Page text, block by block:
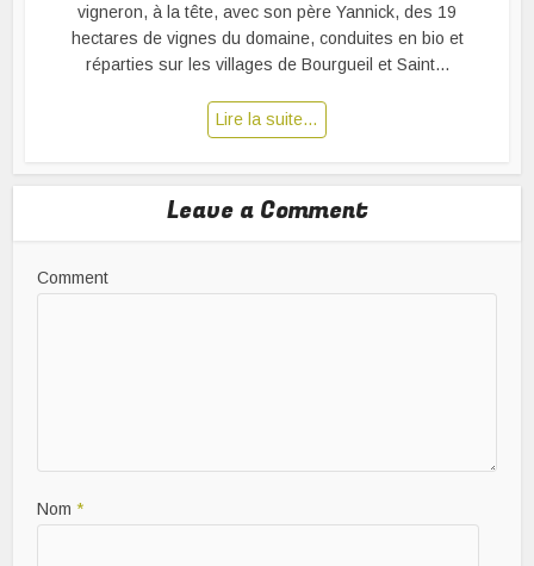
vigneron, à la tête, avec son père Yannick, des 19
hectares de vignes du domaine, conduites en bio et
réparties sur les villages de Bourgueil et Saint...
Lire la suite…
Leave a Comment
Comment
Nom*